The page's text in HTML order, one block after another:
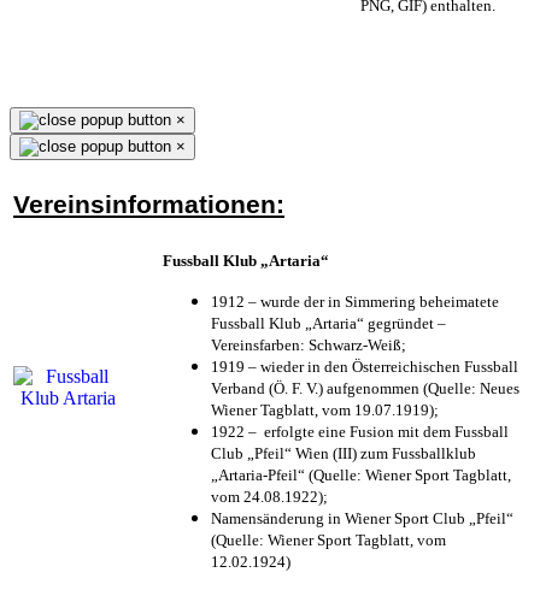
PNG, GIF) enthalten.
×
×
Vereinsinformationen:
Fussball Klub „Artaria“
1912 – wurde der in Simmering beheimatete
Fussball Klub „Artaria“ gegründet –
Vereinsfarben: Schwarz-Weiß;
1919 – wieder in den Österreichischen Fussball
Verband (Ö. F. V.) aufgenommen (Quelle: Neues
Wiener Tagblatt, vom 19.07.1919);
1922 – erfolgte eine Fusion mit dem Fussball
Club „Pfeil“ Wien (III) zum Fussballklub
„Artaria-Pfeil“ (Quelle: Wiener Sport Tagblatt,
vom 24.08.1922);
Namensänderung in Wiener Sport Club „Pfeil“
(Quelle: Wiener Sport Tagblatt, vom
12.02.1924)